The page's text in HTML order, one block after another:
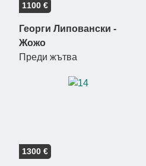
1100 €
Георги Липовански -
Жожо
Преди жътва
1300 €